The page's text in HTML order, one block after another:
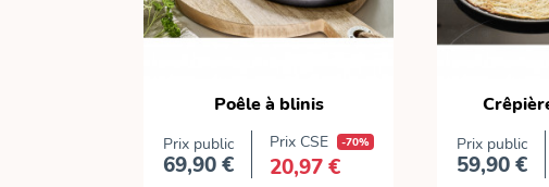
Poêle à blinis
Prix public
Prix
69,90 €
Prix CSE -70%
20,97 €
Prix public
Prix
59,90 €